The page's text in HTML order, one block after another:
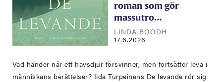
roman som gör
massutro…
LINDA BOODH
17.6.2026
Vad händer när ett havsdjur försvinner, men fortsätter leva i
människans berättelser? Iida Turpeinens De levande rör sig